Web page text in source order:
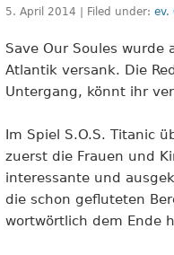
5. April 2014 | Filed under: ev.
Save Our Soules
Atlantik versank. Die
Untergang, könnt ihr
Im Spiel S.O.S. Titanic
zuerst die Frauen und
interessante und
die schon gefluteten
wortwörtlich dem Ende